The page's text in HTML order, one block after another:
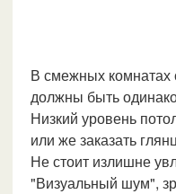
В смежных комнатах
должны быть
Низкий уровень
или же заказать
Не стоит излишне
"Визуальный шум",